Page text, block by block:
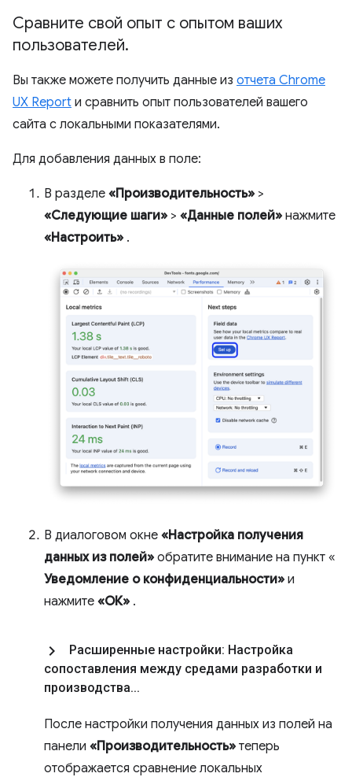
Сравните свой опыт с опытом ваших
пользователей.
Вы также можете получить данные из отчета Chrome
UX Report и сравнить опыт пользователей вашего
сайта с локальными показателями.
Для добавления данных в поле:
В разделе «Производительность» >
«Следующие шаги» > «Данные полей» нажмите
«Настроить» .
В диалоговом окне «Настройка получения
данных из полей» обратите внимание на пункт «
Уведомление о конфиденциальности» и
нажмите «ОК» .
Расширенные настройки: Настройка
сопоставления между средами разработки и
производства...
После настройки получения данных из полей на
панели «Производительность» теперь
отображается сравнение локальных